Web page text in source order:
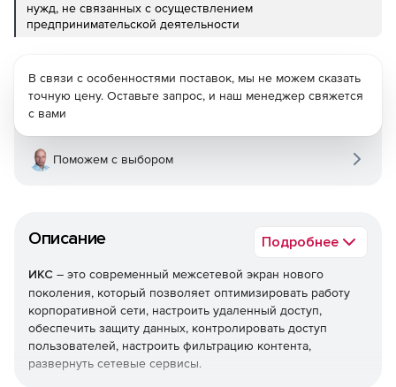
нужд, не связанных с осуществлением
предпринимательской деятельности
Описание Подробнее
ИКС – это современный межсетевой экран нового
поколения, который позволяет оптимизировать работу
корпоративной сети, настроить удаленный доступ,
обеспечить защиту данных, контролировать доступ
пользователей, настроить фильтрацию контента,
развернуть сетевые сервисы.
В связи с особенностями поставок, мы не можем сказать
точную цену. Оставьте запрос, и наш менеджер свяжется
с вами
Поможем с выбором